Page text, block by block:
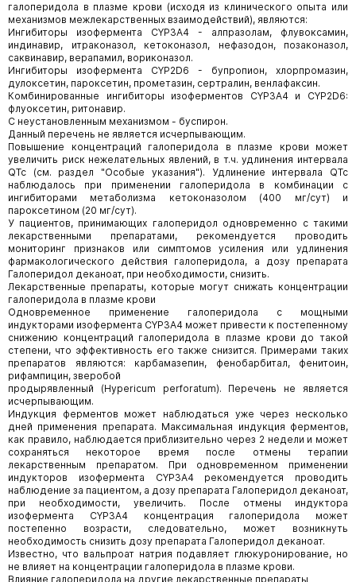
галоперидола в плазме крови (исходя из клинического опыта или
механизмов межлекарственных взаимодействий), являются:
Ингибиторы изофермента CYP3A4 - алпразолам, флувоксамин,
индинавир, итраконазол, кетоконазол, нефазодон, позаконазол,
саквинавир, верапамил, вориконазол.
Ингибиторы изофермента CYP2D6 - бупропион, хлорпромазин,
дулоксетин, пароксетин, прометазин, сертралин, венлафаксин.
Комбинированные ингибиторы изоферментов CYP3A4 и CYP2D6:
флуоксетин, ритонавир.
С неустановленным механизмом - буспирон.
Данный перечень не является исчерпывающим.
Повышение концентраций галоперидола в плазме крови может
увеличить риск нежелательных явлений, в т.ч. удлинения интервала
QTc (см. раздел "Особые указания"). Удлинение интервала QTc
наблюдалось при применении галоперидола в комбинации с
ингибиторами метаболизма кетоконазолом (400 мг/сут) и
пароксетином (20 мг/сут).
У пациентов, принимающих галоперидол одновременно с такими
лекарственными препаратами, рекомендуется проводить
мониторинг признаков или симптомов усиления или удлинения
фармакологического действия галоперидола, а дозу препарата
Галоперидол деканоат, при необходимости, снизить.
Лекарственные препараты, которые могут снижать концентрации
галоперидола в плазме крови
Одновременное применение галоперидола с мощными
индукторами изофермента CYP3A4 может привести к постепенному
снижению концентраций галоперидола в плазме крови до такой
степени, что эффективность его также снизится. Примерами таких
препаратов являются: карбамазепин, фенобарбитал, фенитоин,
рифампицин, зверобой
продырявленный (Hypericum perforatum). Перечень не является
исчерпывающим.
Индукция ферментов может наблюдаться уже через несколько
дней применения препарата. Максимальная индукция ферментов,
как правило, наблюдается приблизительно через 2 недели и может
сохраняться некоторое время после отмены терапии
лекарственным препаратом. При одновременном применении
индукторов изофермента CYP3A4 рекомендуется проводить
наблюдение за пациентом, а дозу препарата Галоперидол деканоат,
при необходимости, увеличить. После отмены индуктора
изофермента CYP3A4 концентрация галоперидола может
постепенно возрасти, следовательно, может возникнуть
необходимость снизить дозу препарата Галоперидол деканоат.
Известно, что вальпроат натрия подавляет глюкуронирование, но
не влияет на концентрации галоперидола в плазме крови.
Влияние галоперидола на другие лекарственные препараты